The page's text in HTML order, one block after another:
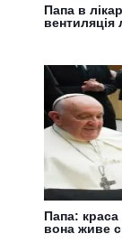
Папа в
вентиляція
Папа:
вона живе